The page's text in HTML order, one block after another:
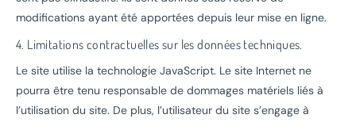
modifications ayant été apportées depuis leur mise en ligne.
4. Limitations contractuelles sur les données techniques.
Le site utilise la technologie JavaScript. Le site Internet ne
pourra être tenu responsable de dommages matériels liés à
l’utilisation du site. De plus, l’utilisateur du site s’engage à